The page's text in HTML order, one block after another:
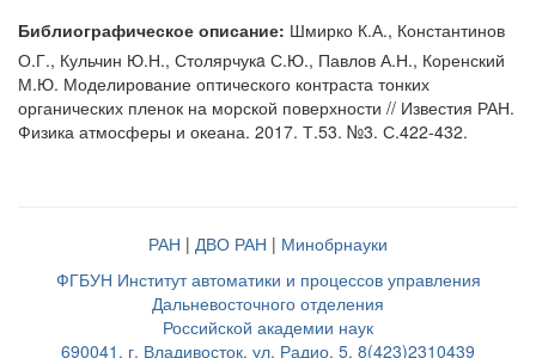
Библиографическое описание: Шмирко К.А., Константинов
О.Г., Кульчин Ю.Н., Столярчукa С.Ю., Павлов А.Н., Коренский
М.Ю. Моделирование оптического контраста тонких
органических пленок на морской поверхности // Известия РАН.
Физика атмосферы и океана. 2017. Т.53. №3. С.422-432.
РАН | ДВО РАН | Минобрнауки
ФГБУН Институт автоматики и процессов управления
Дальневосточного отделения
Российской академии наук
690041, г. Владивосток, ул. Радио, 5, 8(423)2310439